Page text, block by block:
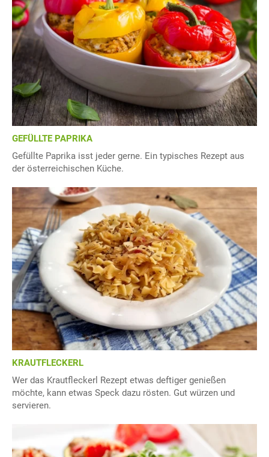
GEFÜLLTE PAPRIKA
Gefüllte Paprika isst jeder gerne. Ein typisches Rezept aus
der österreichischen Küche.
KRAUTFLECKERL
Wer das Krautfleckerl Rezept etwas deftiger genießen
möchte, kann etwas Speck dazu rösten. Gut würzen und
servieren.